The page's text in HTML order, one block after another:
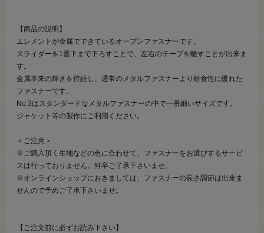
【商品の説明】
エレメントが金属でできているオープンファスナーです。
スライダーを1番下まで下ろすことで、左右のテープを離すことが出来ま
す。
金属本来の輝きを持続し、通常のメタルファスナーより耐食性に優れた
ファスナーです。
No.3はスタンダードなメタルファスナーの中で一番細いサイズです。
ジャケット等の製作にご利用ください。
＜ご注意＞
※ご購入頂く生地などの色に合わせて、ファスナーをお選びするサービ
スは行っておりません。何卒ご了承下さいませ。
※オンラインショップにおきましては、ファスナーの長さ調節は出来ま
せんので予めご了承下さいませ。
【ご注文前に必ずお読み下さい】